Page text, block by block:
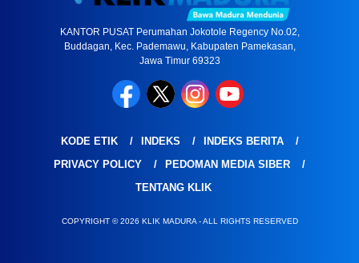
KANTOR PUSAT Perumahan Jokotole Regency No.02,
Buddagan, Kec. Pademawu, Kabupaten Pamekasan,
Jawa Timur 69323
KODE ETIK INDEKS
INDEKS BERITA
PRIVACY POLICY
PEDOMAN MEDIA SIBER
TENTANG KLIK
COPYRIGHT © 2026 KLIK MADURA - ALL RIGHTS RESERVED